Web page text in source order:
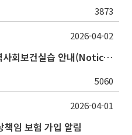
3873
(기간 수정) 2026학년도 지역사회보건실습 안내(Notice for 2026 Community Health Field Training)
5060
2026-04-02
임 보험 가입 알림
2026-04-01